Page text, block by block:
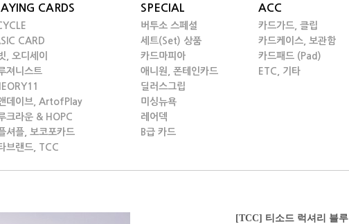
CARDS
CARD
, 오디세이
져니스트
데이브, ArtofPlay
크라운 & HOPC
셔플, 보코포카드
브랜드, TCC
SPECIAL
버투소 스페셜
세트(Set) 상품
카드마피아
애니원, 폰테인카드
딜러스그립
미싱뉴욕
레어덱
B급 카드
ACC
카드가드, 클립
카드케이스, 보관함
카드패드 (Pad)
ETC, 기타
[TCC] 티소드 럭셔리 블루